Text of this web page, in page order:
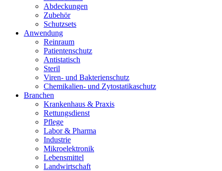
Abdeckungen
Zubehör
Schutzsets
Anwendung
Reinraum
Patientenschutz
Antistatisch
Steril
Viren- und Bakterienschutz
Chemikalien- und Zytostatikaschutz
Branchen
Krankenhaus & Praxis
Rettungsdienst
Pflege
Labor & Pharma
Industrie
Mikroelektronik
Lebensmittel
Landwirtschaft